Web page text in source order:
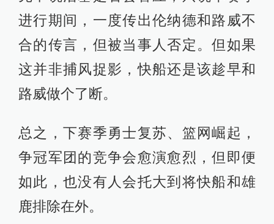
进行期间，一度传出伦纳德和路威不
合的传言，但被当事人否定。但如果
这并非捕风捉影，快船还是该趁早和
路威做个了断。
总之，下赛季勇士复苏、篮网崛起，
争冠军团的竞争会愈演愈烈，但即便
如此，也没有人会托大到将快船和雄
鹿排除在外。